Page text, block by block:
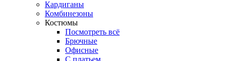
Кардиганы
Комбинезоны
Костюмы
Посмотреть всё
Брючные
Офисные
С платьем